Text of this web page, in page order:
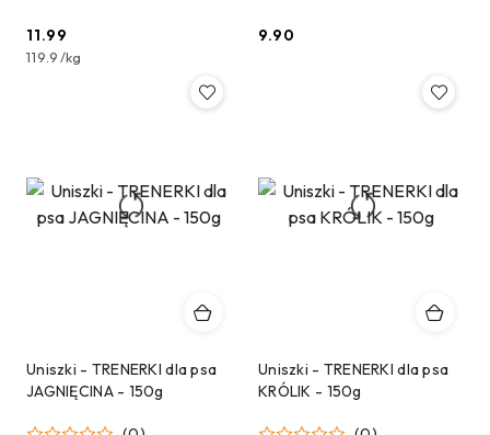
Cena:
11.99
119.9/kg Cena:
9.90
Uniszki - TRENERKI dla psa
JAGNIĘCINA - 150g
Uniszki - TRENERKI dla psa
KRÓLIK - 150g